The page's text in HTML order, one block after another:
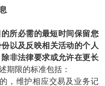
所必需的最短时间保留您
以及反映相关活动的个人
非法律要求或允许在更长
期限的标准包括：
，维护相应交易及业务记